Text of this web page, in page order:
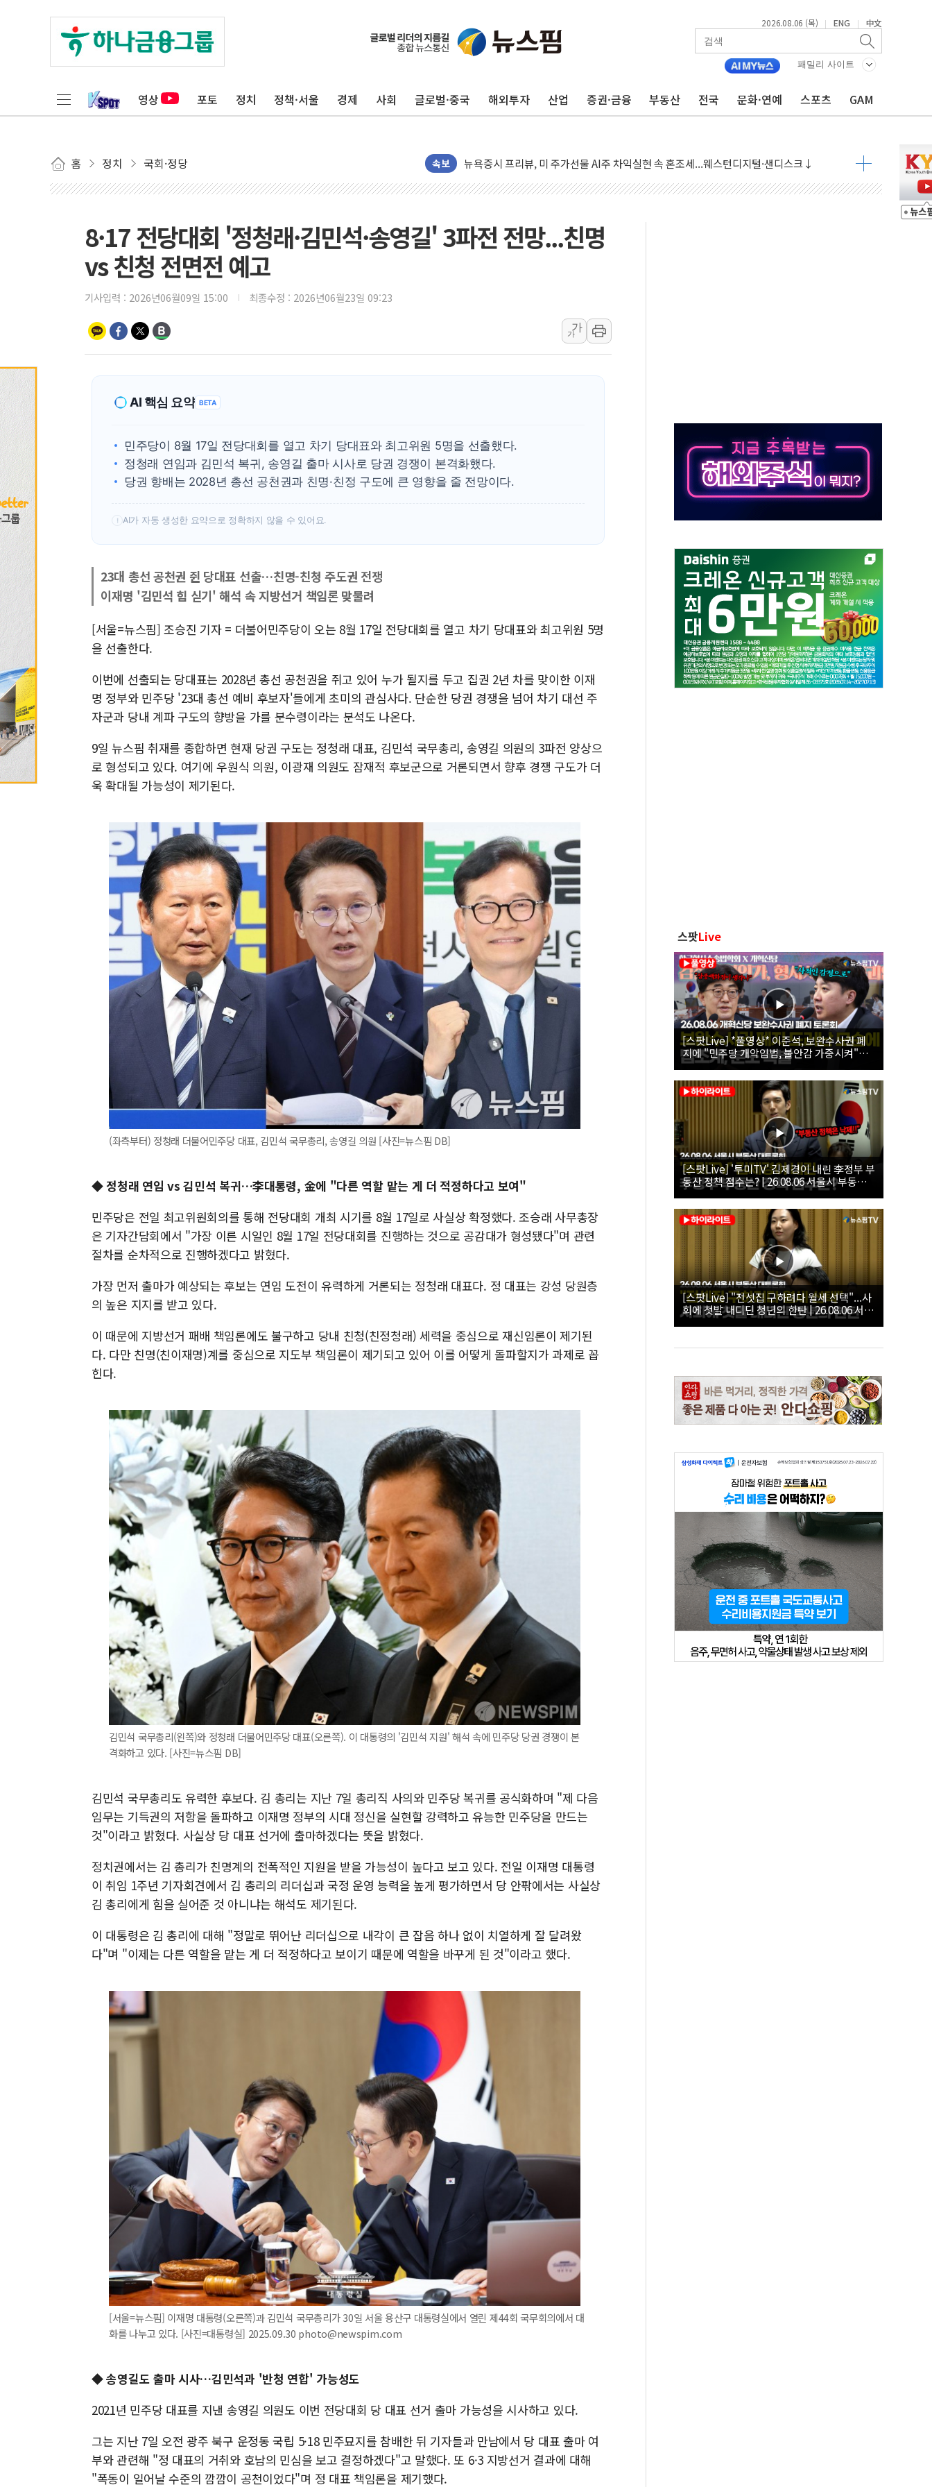
2026.08.06 (목) | ENG | 中文
패밀리 사이트
영상 포토 정치 정책·서울 경제 사회 글로벌·중국 해외투자 산업 증권·금융 부동산 전국 문화·연예 스포츠 GAM
홈 정치 국회·정당 속보
뉴욕증시 개장 전 특징주...모더나·아이온큐·도어대시↑ VS 샌디스크·피그마·앱러빈↓
김정관 장관 "영업이익 N% 성과급 반대…상법·자본시장법 개정 논의"
청와대, 북한 단거리 탄도미사일 발사에 긴급 안보 점검회의
금값 7주 만에 최고…美 고용 둔화·호르무즈 재개방 기대에 강세
러, 1인칭시점 드론으로 우크라 민간인 '사파리' 공격… 시민들 공포감 극대화 전략
[베트남 증시] 지수 하락 속 'DGC' 임시 주총 기대감에 홀로 상한가…마진 잔액은 사상 최고
해군 1함대 창설 80주년…지역과 함께하는 '선봉'의 대민 봉사
[3보] 북, 원산서 동해로 단거리 탄도미사일 1발 발사… 올해 10번째·42일 만 도발
해군과 함께하는 '불금전파, 송정' 시즌2
강원도 폭염특보 11일째…온열질환·가축 피해 최소화 '총력 대응'
[코인 시황] 비트코인, ETF 자금 유입에도 박스권…美 암호화폐 법안 처리 여부도 변수
8·17 전당대회 '정청래·김민석·송영길' 3파전 전망...친명
vs 친청 전면전 예고
기사입력 : 2026년06월09일 15:00 최종수정 : 2026년06월23일 09:23
가
가
AI 핵심 요약 BETA
민주당이 8월 17일 전당대회를 열고 차기 당대표와 최고위원 5명을 선출했다.
정청래 연임과 김민석 복귀, 송영길 출마 시사로 당권 경쟁이 본격화했다.
당권 향배는 2028년 총선 공천권과 친명·친정 구도에 큰 영향을 줄 전망이다.
! AI가 자동 생성한 요약으로 정확하지 않을 수 있어요.
23대 총선 공천권 쥔 당대표 선출…친명-친청 주도권 전쟁
이재명 '김민석 힘 싣기' 해석 속 지방선거 책임론 맞물려
[서울=뉴스핌] 조승진 기자 = 더불어민주당이 오는 8월 17일 전당대회를 열고 차기 당대표와 최고위원 5명
을 선출한다.
이번에 선출되는 당대표는 2028년 총선 공천권을 쥐고 있어 누가 될지를 두고 집권 2년 차를 맞이한 이재
명 정부와 민주당 '23대 총선 예비 후보자'들에게 초미의 관심사다. 단순한 당권 경쟁을 넘어 차기 대선 주
자군과 당내 계파 구도의 향방을 가를 분수령이라는 분석도 나온다.
9일 뉴스핌 취재를 종합하면 현재 당권 구도는 정청래 대표, 김민석 국무총리, 송영길 의원의 3파전 양상으
로 형성되고 있다. 여기에 우원식 의원, 이광재 의원도 잠재적 후보군으로 거론되면서 향후 경쟁 구도가 더
욱 확대될 가능성이 제기된다.
(좌측부터) 정청래 더불어민주당 대표, 김민석 국무총리, 송영길 의원 [사진=뉴스핌 DB]
◆ 정청래 연임 vs 김민석 복귀…李대통령, 金에 "다른 역할 맡는 게 더 적정하다고 보여"
민주당은 전일 최고위원회의를 통해 전당대회 개최 시기를 8월 17일로 사실상 확정했다. 조승래 사무총장
은 기자간담회에서 "가장 이른 시일인 8월 17일 전당대회를 진행하는 것으로 공감대가 형성됐다"며 관련
절차를 순차적으로 진행하겠다고 밝혔다.
가장 먼저 출마가 예상되는 후보는 연임 도전이 유력하게 거론되는 정청래 대표다. 정 대표는 강성 당원층
의 높은 지지를 받고 있다.
이 때문에 지방선거 패배 책임론에도 불구하고 당내 친청(친정청래) 세력을 중심으로 재신임론이 제기된
다. 다만 친명(친이재명)계를 중심으로 지도부 책임론이 제기되고 있어 이를 어떻게 돌파할지가 과제로 꼽
힌다.
김민석 국무총리(왼쪽)와 정청래 더불어민주당 대표(오른쪽). 이 대통령의 '김민석 지원' 해석 속에 민주당 당권 경쟁이 본
격화하고 있다. [사진=뉴스핌 DB]
김민석 국무총리도 유력한 후보다. 김 총리는 지난 7일 총리직 사의와 민주당 복귀를 공식화하며 "제 다음
임무는 기득권의 저항을 돌파하고 이재명 정부의 시대 정신을 실현할 강력하고 유능한 민주당을 만드는
것"이라고 밝혔다. 사실상 당 대표 선거에 출마하겠다는 뜻을 밝혔다.
정치권에서는 김 총리가 친명계의 전폭적인 지원을 받을 가능성이 높다고 보고 있다. 전일 이재명 대통령
이 취임 1주년 기자회견에서 김 총리의 리더십과 국정 운영 능력을 높게 평가하면서 당 안팎에서는 사실상
김 총리에게 힘을 실어준 것 아니냐는 해석도 제기된다.
이 대통령은 김 총리에 대해 "정말로 뛰어난 리더십으로 내각이 큰 잡음 하나 없이 치열하게 잘 달려왔
다"며 "이제는 다른 역할을 맡는 게 더 적정하다고 보이기 때문에 역할을 바꾸게 된 것"이라고 했다.
[서울=뉴스핌] 이재명 대통령(오른쪽)과 김민석 국무총리가 30일 서울 용산구 대통령실에서 열린 제44회 국무회의에서 대
화를 나누고 있다. [사진=대통령실] 2025.09.30 photo@newspim.com
◆ 송영길도 출마 시사…김민석과 '반청 연합' 가능성도
2021년 민주당 대표를 지낸 송영길 의원도 이번 전당대회 당 대표 선거 출마 가능성을 시사하고 있다.
그는 지난 7일 오전 광주 북구 운정동 국립 5·18 민주묘지를 참배한 뒤 기자들과 만남에서 당 대표 출마 여
부와 관련해 "정 대표의 거취와 호남의 민심을 보고 결정하겠다"고 말했다. 또 6·3 지방선거 결과에 대해
"폭동이 일어날 수준의 깜깜이 공천이었다"며 정 대표 책임론을 제기했다.
스팟Live
[스팟Live] *풀영상* 이준석, 보완수사권 폐
지에 "민주당 개악입법, 불안감 가중시켜"｜
26.08.06 개혁신당 보완수사권 폐지 토론회
[스팟Live] '투미TV' 김제경이 내린 李정부 부
동산 정책 점수는? | 26.08.06 서울시 부동산
대토론회
[스팟Live] "전셋집 구하려다 월세 선택"...사
회에 첫발 내디딘 청년의 한탄 | 26.08.06 서울
시 부동산 대토론회